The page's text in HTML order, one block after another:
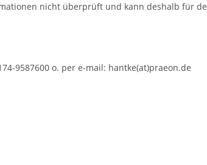
nicht überprüft und kann deshalb für
9587600 o. per e-mail: hantke(at)praeon.de